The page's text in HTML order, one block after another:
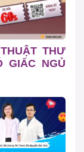
THƯ
GIẤC NGỦ